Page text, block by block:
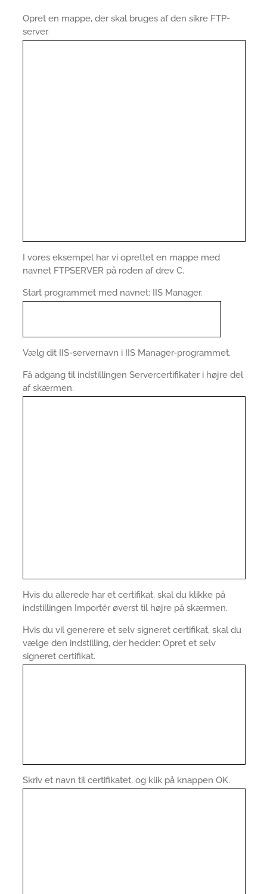
Opret en mappe, der skal bruges af den sikre FTP-
server.
I vores eksempel har vi oprettet en mappe med
navnet FTPSERVER på roden af drev C.
Start programmet med navnet: IIS Manager.
Vælg dit IIS-servernavn i IIS Manager-programmet.
Få adgang til indstillingen Servercertifikater i højre del
af skærmen.
Hvis du allerede har et certifikat, skal du klikke på
indstillingen Importér øverst til højre på skærmen.
Hvis du vil generere et selv signeret certifikat, skal du
vælge den indstilling, der hedder: Opret et selv
signeret certifikat.
Skriv et navn til certifikatet, og klik på knappen OK.